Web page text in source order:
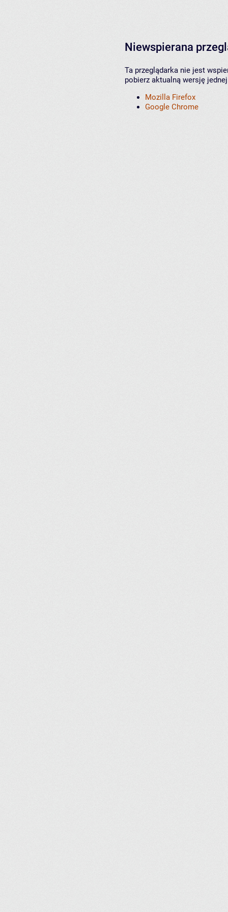
Niewspierana
Ta przeglądarka nie jest
pobierz aktualną wersję
Mozilla Firefox
Google Chrome